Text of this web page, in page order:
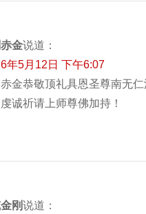
金说道：
年5月12日 下午6:07
金恭敬顶礼具恩圣尊南无
诚祈请上师尊佛加持！
刚说道：